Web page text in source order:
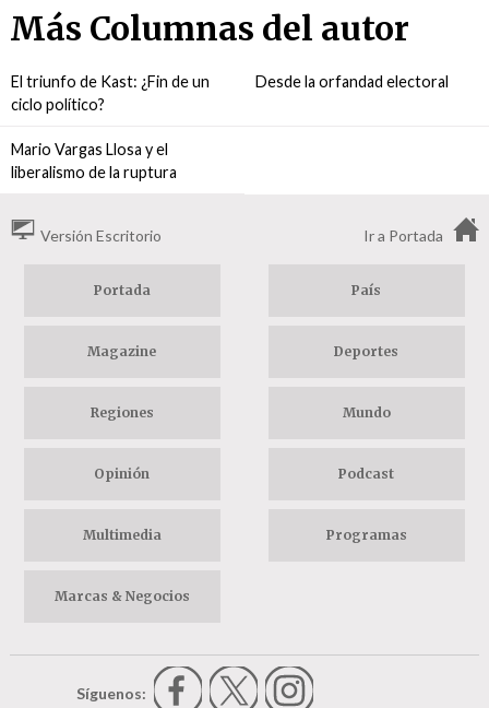
Más Columnas del autor
El triunfo de Kast: ¿Fin de un
ciclo político?
Desde la orfandad electoral
Mario Vargas Llosa y el
liberalismo de la ruptura
Versión Escritorio Ir a Portada
Portada País
Magazine Deportes
Regiones Mundo
Opinión Podcast
Multimedia Programas
Marcas & Negocios
Síguenos: